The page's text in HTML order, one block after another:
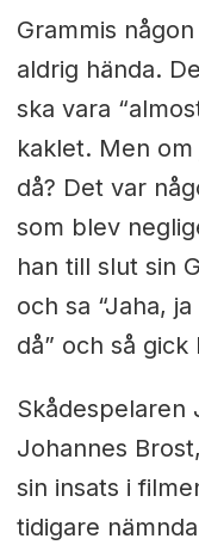
Grammis
aldrig hända.
ska vara
kaklet. Men om
då? Det var
som blev
han till slut sin
och sa “Jaha,
då” och så
Skådespelaren
Johannes
sin insats i
tidigare